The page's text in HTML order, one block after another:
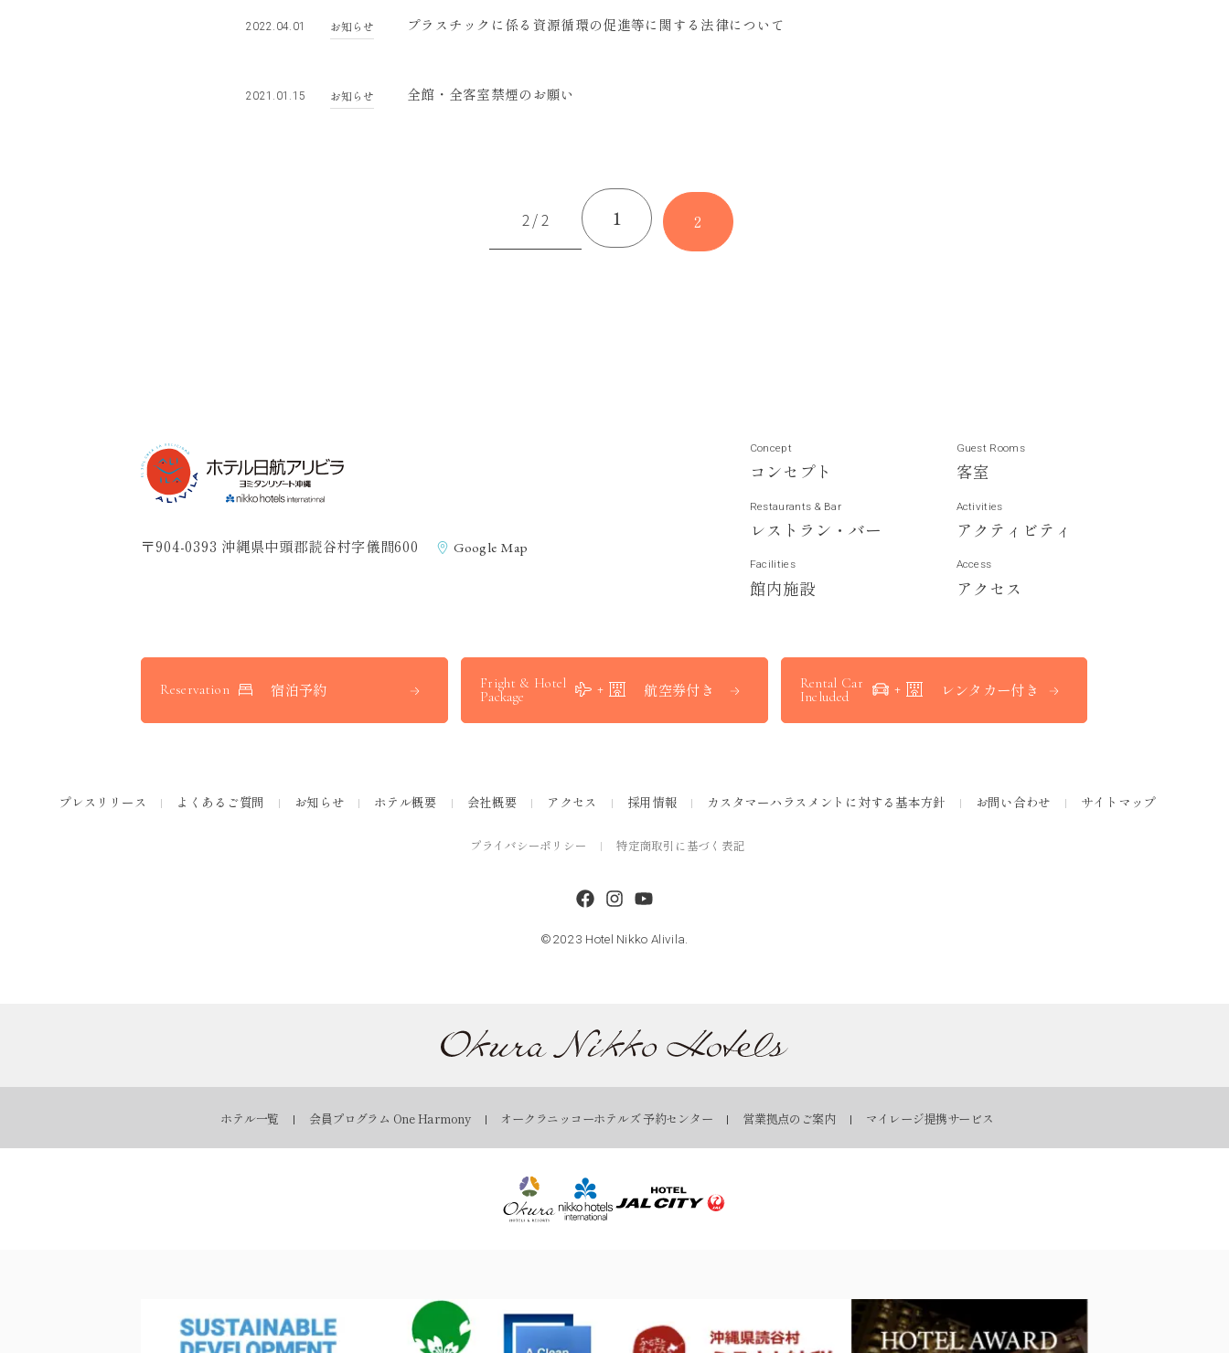
2022.04.01 お知らせ プラスチックに係る資源循環の促進等に関する法律について
2021.01.15 お知らせ 全館・全客室禁煙のお願い
2 / 2 1 2
〒904-0393 沖縄県中頭郡読谷村字儀間600 Google Map
Concept
コ ンセ プト
Guest Rooms
客室
Restaurants & Bar
レス ト ラ ン ・ バー
Activities
ア ク テ ィ ビ テ ィ
Facilities
館内施設
Access
ア ク セ ス
Reservation 宿泊予約
Fright & Hotel
Package
航空券付き
Rental Car
Included
レンタカー付き
プレスリリース よくあるご質問 お知らせ ホテル概要 会社概要 アクセス 採用情報 カスタマーハラスメントに対する基本方針 お問い合わせ サイトマップ
プライバシーポリシー 特定商取引に基づく表記
©2023 Hotel Nikko Alivila.
ホテル一覧 会員プログラム One Harmony オークラニッコーホテルズ 予約センター 営業拠点のご案内 マイレージ提携サービス